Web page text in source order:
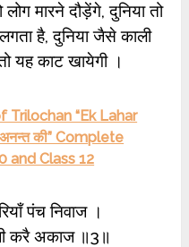
मारने दौड़ेंगे, दुनिया तो
है, दुनिया जैसे काली
यह काट खायेगी ।
Trilochan “Ek Lahar
की” Complete
and Class 12
पंच निवाज ।
करै अकाज ॥3॥